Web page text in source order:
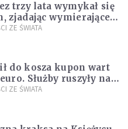
trzy lata wymykał się
zjadając wymierające
końcu popełnił
ZE ŚWIATA
do kosza kupon wart
Służby ruszyły na
ZE ŚWIATA